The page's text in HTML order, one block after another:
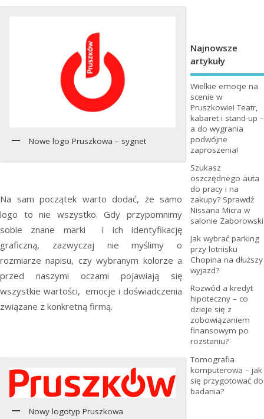
Nowe logo Pruszkowa – sygnet
Na sam początek warto dodać, że samo
logo to nie wszystko. Gdy przypomnimy
sobie znane marki i ich identyfikację
graficzną, zazwyczaj nie myślimy o
rozmiarze napisu, czy wybranym kolorze a
przed naszymi oczami pojawiają się
wszystkie wartości, emocje i doświadczenia
związane z konkretną firmą.
Nowy logotyp Pruszkowa
Najnowsze
artykuły
Wielkie emocje na
scenie w
Pruszkowie! Teatr,
kabaret i stand-up –
a do wygrania
podwójne
zaproszenia!
Szukasz
oszczędnego auta
do pracy i na
zakupy? Sprawdź
Nissana Micra w
salonie Zaborowski
Jak wybrać parking
przy lotnisku
Chopina na dłuższy
wyjazd?
Rozwód a kredyt
hipoteczny – co
dzieje się z
zobowiązaniem
finansowym po
rozstaniu?
Tomografia
komputerowa – jak
się przygotować do
badania?